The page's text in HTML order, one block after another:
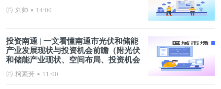
刘帅 14:00
投资南通 | 一文看懂南通市光伏和储能
产业发展现状与投资机会前瞻（附光伏
和储能产业现状、空间布局、投资机会
分析等）
柯素芳 11:00